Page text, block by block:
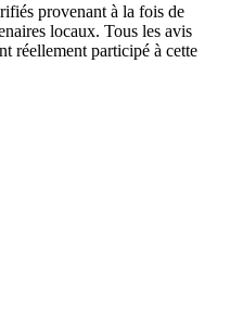
provenant à la fois de
locaux. Tous les avis
réellement participé à cette